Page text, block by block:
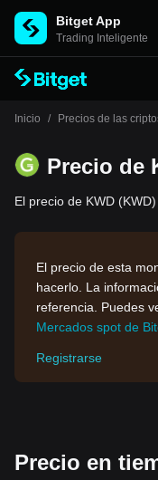
Bitget App
Trading Inteligente
Inicio / Precios de las
Precio de
El precio de KWD
El precio de esta
hacerlo. La
referencia. Puedes
Mercados spot de
Registrarse
Precio en